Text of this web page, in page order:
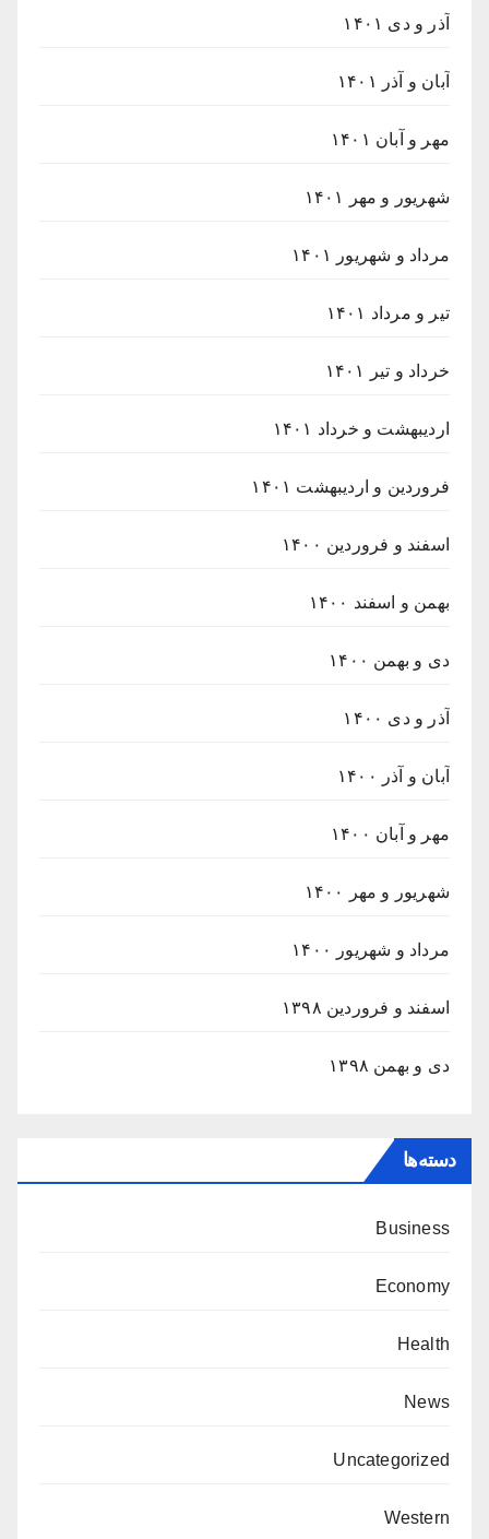
آذر و دی ۱۴۰۱
آبان و آذر ۱۴۰۱
مهر و آبان ۱۴۰۱
شهریور و مهر ۱۴۰۱
مرداد و شهریور ۱۴۰۱
تیر و مرداد ۱۴۰۱
خرداد و تیر ۱۴۰۱
اردیبهشت و خرداد ۱۴۰۱
فروردین و اردیبهشت ۱۴۰۱
اسفند و فروردین ۱۴۰۰
بهمن و اسفند ۱۴۰۰
دی و بهمن ۱۴۰۰
آذر و دی ۱۴۰۰
آبان و آذر ۱۴۰۰
مهر و آبان ۱۴۰۰
شهریور و مهر ۱۴۰۰
مرداد و شهریور ۱۴۰۰
اسفند و فروردین ۱۳۹۸
دی و بهمن ۱۳۹۸
دسته‌ها
Business
Economy
Health
News
Uncategorized
Western